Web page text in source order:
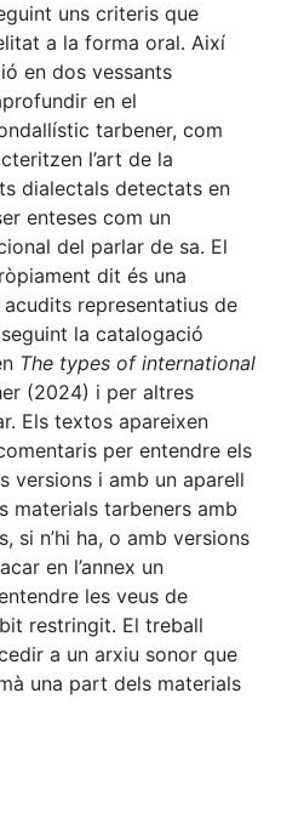
uns criteris que
a la forma oral. Així
en dos vessants
en el
tarbener, com
l’art de la
dialectals detectats en
enteses com un
del parlar de sa. El
dit és una
representatius de
la catalogació
The types of international
(2024) i per altres
Els textos apareixen
per entendre els
versions i amb un aparell
materials tarbeners amb
si n’hi ha, o amb versions
en l’annex un
les veus de
restringit. El treball
a un arxiu sonor que
una part dels materials